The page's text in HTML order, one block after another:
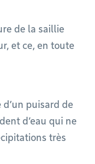
de la saillie
et ce, en toute
puisard de
d’eau qui ne
très